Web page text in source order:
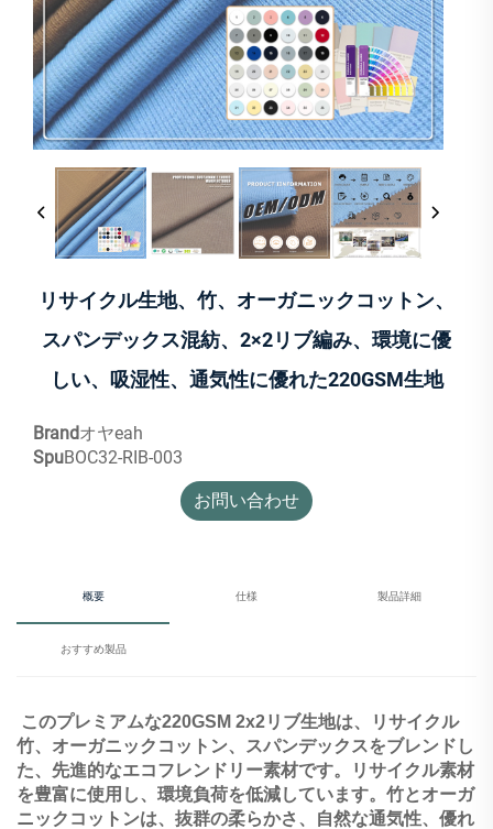
リサイクル生地、竹、オーガニックコットン、
スパンデックス混紡、2×2リブ編み、環境に優
しい、吸湿性、通気性に優れた220GSM生地
Brandオヤeah
SpuBOC32-RIB-003
お問い合わせ
概要 仕様 製品詳細
おすすめ製品
このプレミアムな220GSM 2x2リブ生地は、リサイクル
竹、オーガニックコットン、スパンデックスをブレンドし
た、先進的なエコフレンドリー素材です。リサイクル素材
を豊富に使用し、環境負荷を低減しています。竹とオーガ
ニックコットンは、抜群の柔らかさ、自然な通気性、優れ